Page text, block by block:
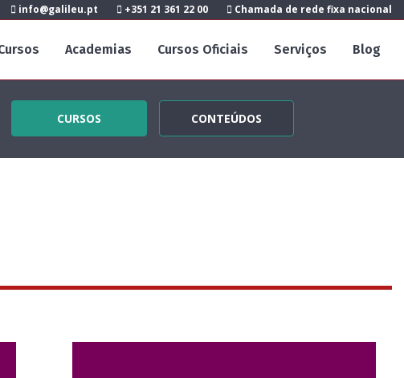
info@galileu.pt +351 21 361 22 00 Chamada de rede fixa nacional
Academias Cursos Oficiais Serviços Blog
CURSOS CONTEÚDOS